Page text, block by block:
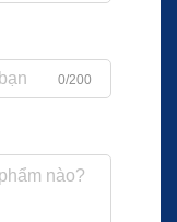
0/200